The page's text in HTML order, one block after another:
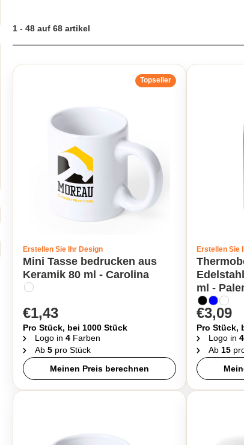
1 - 48 auf 68 artikel
Topseller
Erstellen Sie Ihr Design
Mini Tasse bedrucken aus
Keramik 80 ml - Carolina
€1,43
Pro Stück, bei 1000 Stück
Logo in 4 Farben
Ab 5 pro Stück
Meinen Preis berechnen
Erstellen Sie
ml -
€3,09
Pro Stück,
Logo in 4
Ab 15